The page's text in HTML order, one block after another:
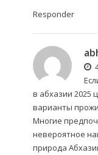
Responder
в абхазии 2025
варианты
Многие
невероятное
природа